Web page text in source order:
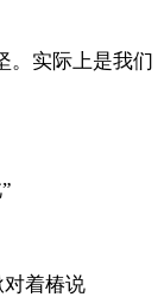
。实际上是我们
着椿说